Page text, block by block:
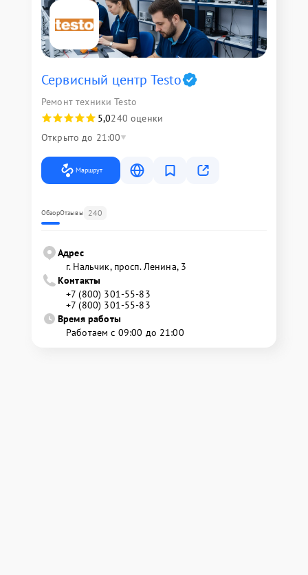
Сервисный центр Testo
Ремонт техники Testo
5,0240 оценки
Открыто до 21:00
Маршрут
ОбзорОтзывы 240
Адрес
г. Нальчик, просп. Ленина, 3
Контакты
+7 (800) 301-55-83
+7 (800) 301-55-83
Время работы
Работаем с 09:00 до 21:00